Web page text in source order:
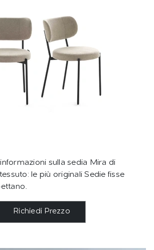
sulla sedia Mira di
le più originali Sedie fisse
Richiedi Prezzo